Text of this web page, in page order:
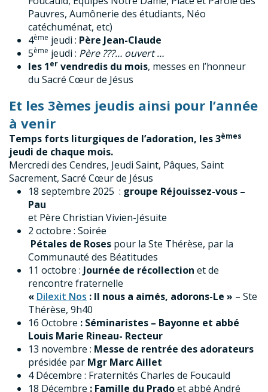
Pauvres, Aumônerie des étudiants, Néo
catéchuménat, etc)
4ème jeudi : Père Jean-Claude
5ème jeudi : Père ???… ouvert …
les 1er vendredis du mois, messes en l’honneur
du Sacré Cœur de Jésus
Et les 3èmes jeudis ainsi pour l’année
à venir
Temps forts liturgiques de l’adoration, les 3èmes
jeudi de chaque mois.
Mercredi des Cendres, Jeudi Saint, Pâques, Saint
Sacrement, Sacré Cœur de Jésus
18 septembre 2025 : groupe Réjouissez-vous –
Pau
et Père Christian Vivien-Jésuite
2 octobre : Soirée
Pétales de Roses pour la Ste Thérèse, par la
Communauté des Béatitudes
11 octobre : Journée de récollection et de
rencontre fraternelle
« Dilexit Nos : Il nous a aimés, adorons-Le » – Ste
Thérèse, 9h40
16 Octobre : Séminaristes – Bayonne et abbé
Louis Marie Rineau- Recteur
13 novembre : Messe de rentrée des adorateurs
présidée par Mgr Marc Aillet
4 Décembre : Fraternités Charles de Foucauld
18 Décembre : Famille du Pradoetabbé André